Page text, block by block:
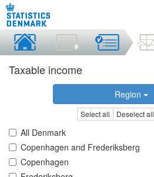
Taxable income
Region
Select all Deselect all
All Denmark
Copenhagen and Frederiksberg
Copenhagen